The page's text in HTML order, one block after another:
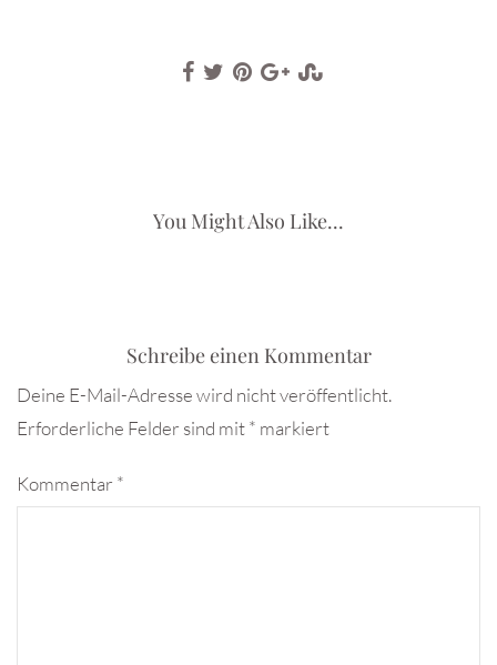
You Might Also Like...
Schreibe einen Kommentar
Deine E-Mail-Adresse wird nicht veröffentlicht.
Erforderliche Felder sind mit* markiert
Kommentar *